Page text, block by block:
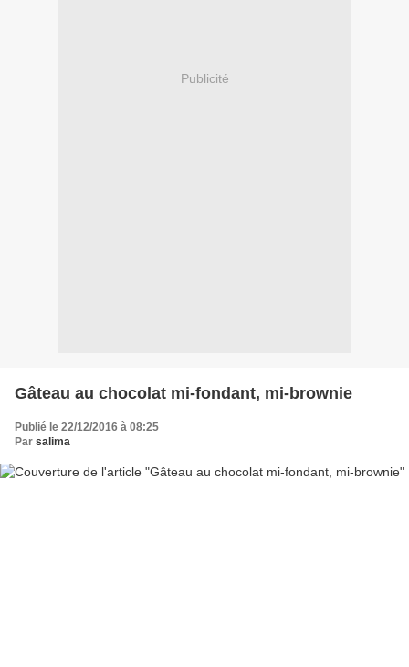
Publicité
Gâteau au chocolat mi-fondant, mi-brownie
Publié le 22/12/2016 à 08:25
Par salima